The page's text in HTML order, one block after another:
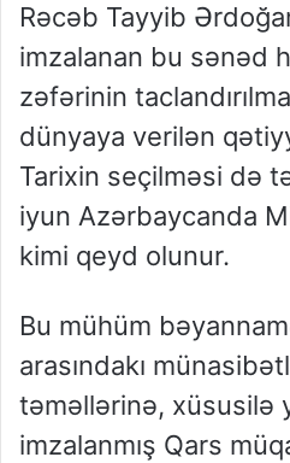
Rəcəb Tayyib
imzalanan bu sənəd
zəfərinin
dünyaya verilən
Tarixin seçilməsi də
iyun Azərbaycanda
kimi qeyd olunur.
Bu mühüm
arasındakı
təməllərinə, xüsusilə
imzalanmış Qars